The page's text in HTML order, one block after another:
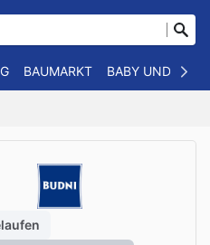
BAUMARKT BABY UND KIND